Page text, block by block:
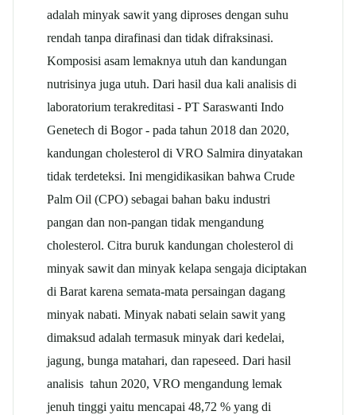
adalah minyak sawit yang diproses dengan suhu
rendah tanpa dirafinasi dan tidak difraksinasi.
Komposisi asam lemaknya utuh dan kandungan
nutrisinya juga utuh. Dari hasil dua kali analisis di
laboratorium terakreditasi - PT Saraswanti Indo
Genetech di Bogor - pada tahun 2018 dan 2020,
kandungan cholesterol di VRO Salmira dinyatakan
tidak terdeteksi. Ini mengidikasikan bahwa Crude
Palm Oil (CPO) sebagai bahan baku industri
pangan dan non-pangan tidak mengandung
cholesterol. Citra buruk kandungan cholesterol di
minyak sawit dan minyak kelapa sengaja diciptakan
di Barat karena semata-mata persaingan dagang
minyak nabati. Minyak nabati selain sawit yang
dimaksud adalah termasuk minyak dari kedelai,
jagung, bunga matahari, dan rapeseed. Dari hasil
analisis tahun 2020, VRO mengandung lemak
jenuh tinggi yaitu mencapai 48,72 % yang di